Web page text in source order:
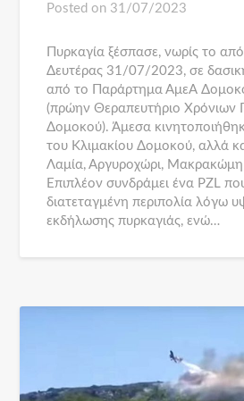
Posted on 31/07/2023
Πυρκαγία ξέσπασε, νωρίς το
Δευτέρας 31/07/2023, σε
από το Παράρτημα ΑμεΑ
(πρώην Θεραπευτήριο Χρόνιων
Δομοκού). Άμεσα
του Κλιμακίου Δομοκού, αλλά
Λαμία, Αργυροχώρι, Μακρακώμη
Επιπλέον συνδράμει ένα PZL
διατεταγμένη περιπολία λόγω
εκδήλωσης πυρκαγιάς, ενώ…